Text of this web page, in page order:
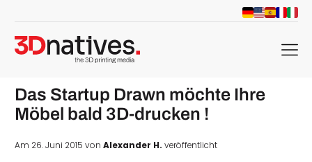
menu
Das Startup Drawn möchte Ihre
Möbel bald 3D-drucken !
Am 26. Juni 2015 von Alexander H. veröffentlicht